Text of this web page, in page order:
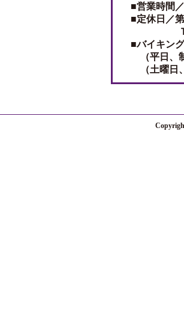
■営業時間
■定休日／
ＴＥＬ
■バイキン
（平日、
（土曜日